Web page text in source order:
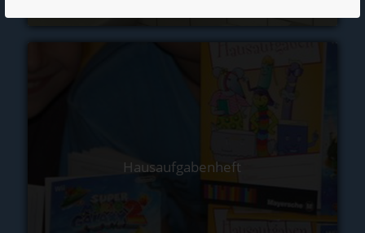
Hausaufgabenheft